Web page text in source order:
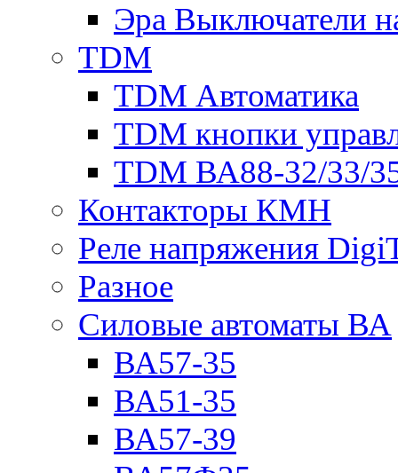
Эра Выключатели
TDM
TDM Автоматика
TDM кнопки
TDM ВА88-32/33/
Контакторы КМН
Реле напряжения
Разное
Силовые автоматы ВА
ВА57-35
ВА51-35
ВА57-39